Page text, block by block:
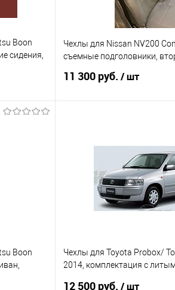
Boon
сидения,
Чехлы для Nissan NV200
съемные подголовники,
11 300 руб. / шт
Купить в 1 клик
В избранное
Boon
Чехлы для Toyota Probox/
2014, комплектация с
12 500 руб. / шт